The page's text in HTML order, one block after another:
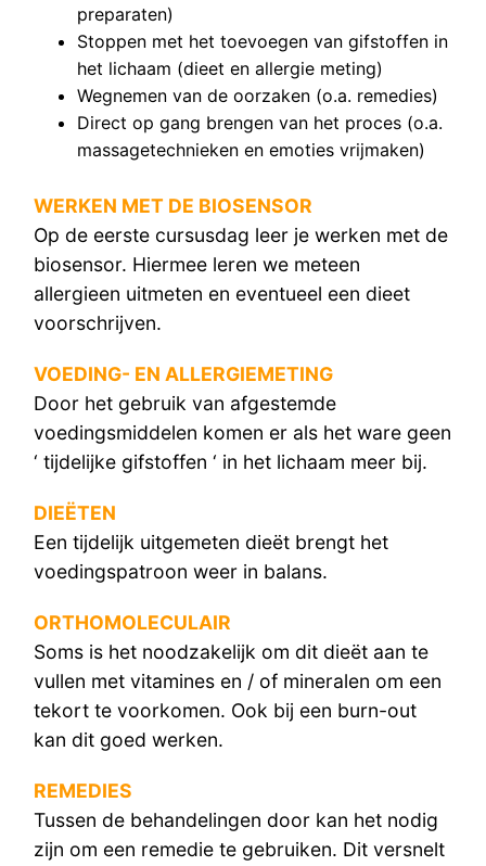
preparaten)
Stoppen met het toevoegen van gifstoffen in
het lichaam (dieet en allergie meting)
Wegnemen van de oorzaken (o.a. remedies)
Direct op gang brengen van het proces (o.a.
massagetechnieken en emoties vrijmaken)
WERKEN MET DE BIOSENSOR
Op de eerste cursusdag leer je werken met de
biosensor. Hiermee leren we meteen
allergieen uitmeten en eventueel een dieet
voorschrijven.
VOEDING- EN ALLERGIEMETING
Door het gebruik van afgestemde
voedingsmiddelen komen er als het ware geen
‘ tijdelijke gifstoffen ‘ in het lichaam meer bij.
DIEËTEN
Een tijdelijk uitgemeten dieët brengt het
voedingspatroon weer in balans.
ORTHOMOLECULAIR
Soms is het noodzakelijk om dit dieët aan te
vullen met vitamines en / of mineralen om een
tekort te voorkomen. Ook bij een burn-out
kan dit goed werken.
REMEDIES
Tussen de behandelingen door kan het nodig
zijn om een remedie te gebruiken. Dit versnelt